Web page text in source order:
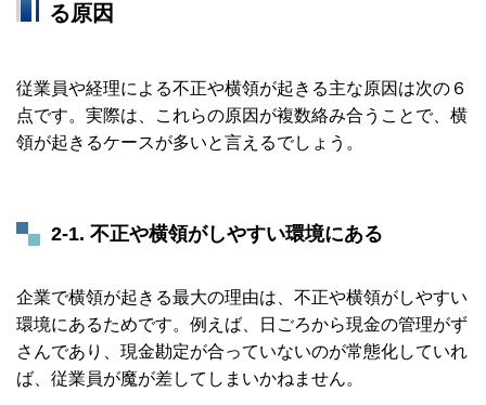
る原因
従業員や経理による不正や横領が起きる主な原因は次の６
点です。実際は、これらの原因が複数絡み合うことで、横
領が起きるケースが多いと言えるでしょう。
2-1. 不正や横領がしやすい環境にある
企業で横領が起きる最大の理由は、不正や横領がしやすい
環境にあるためです。例えば、日ごろから現金の管理がず
さんであり、現金勘定が合っていないのが常態化していれ
ば、従業員が魔が差してしまいかねません。